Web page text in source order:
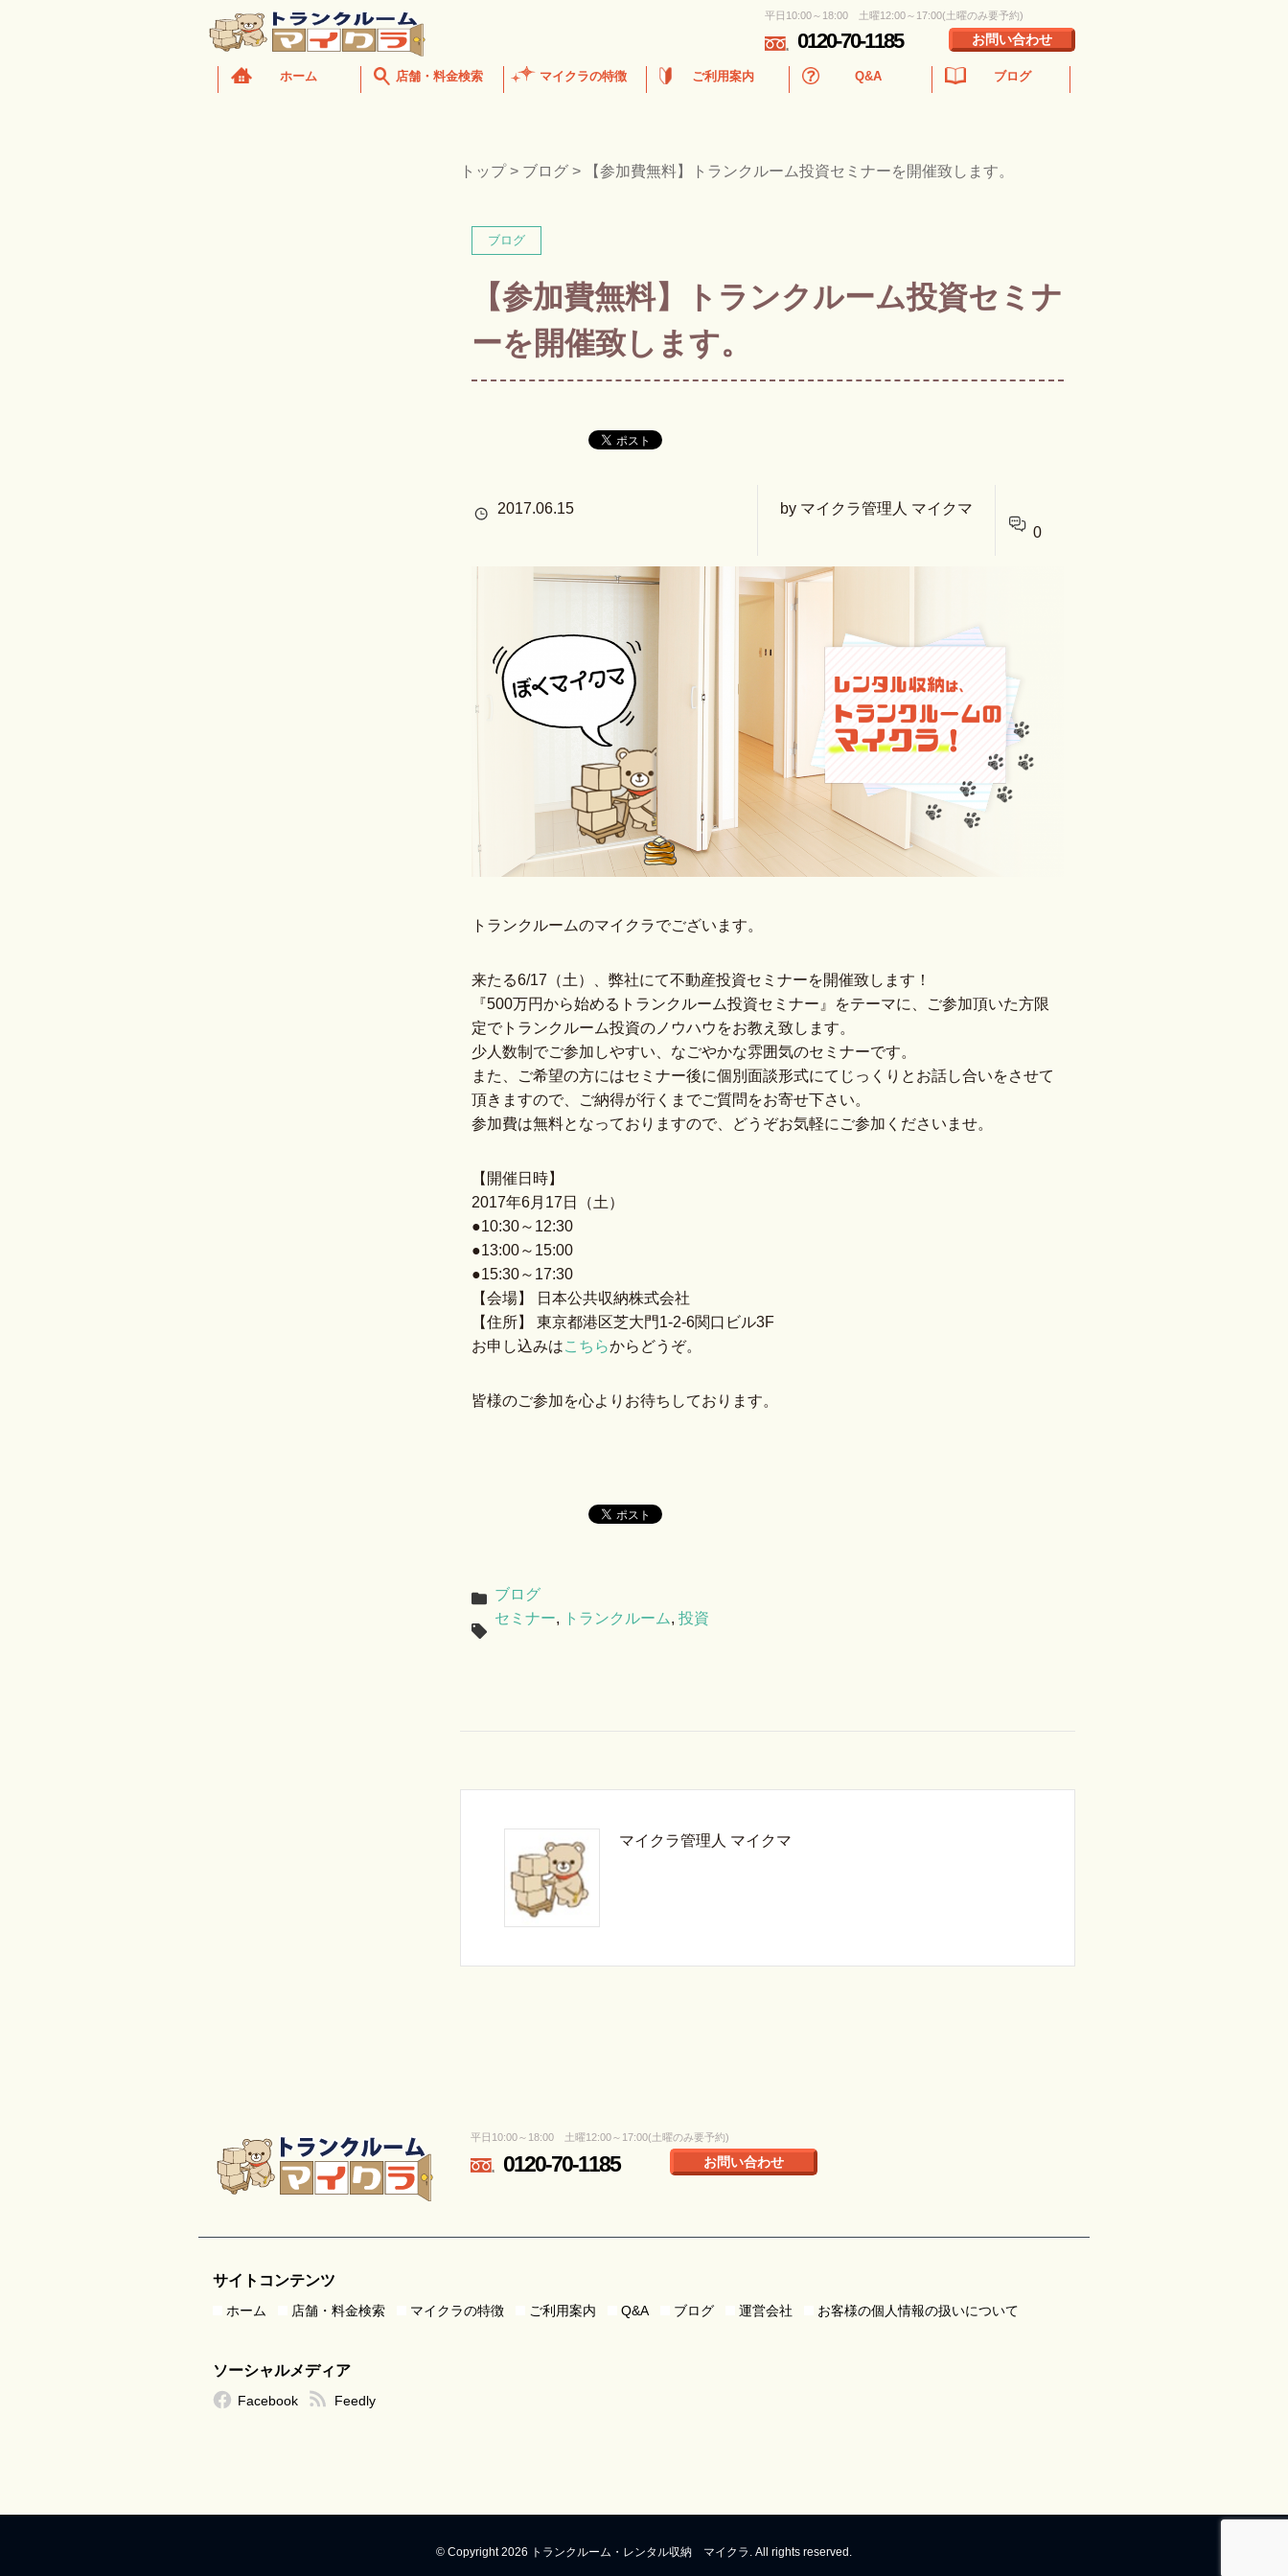
平日10:00～18:00 土曜12:00～17:00(土曜のみ要予約)
0120-70-1185 お問い合わせ
ホーム 店舗・料金検索 マイクラの特徴 ご利用案内 Q&A ブログ
トップ> ブログ > 【参加費無料】トランクルーム投資セミナーを開催致します。
ブログ
【参加費無料】トランクルーム投資セミナ
ーを開催致します。
2017.06.15
by マイクラ管理人 マイクマ
0
トランクルームのマイクラでございます。
来たる6/17（土）、弊社にて不動産投資セミナーを開催致します！
『500万円から始めるトランクルーム投資セミナー』をテーマに、ご参加頂いた方限
定でトランクルーム投資のノウハウをお教え致します。
少人数制でご参加しやすい、なごやかな雰囲気のセミナーです。
また、ご希望の方にはセミナー後に個別面談形式にてじっくりとお話し合いをさせて
頂きますので、ご納得が行くまでご質問をお寄せ下さい。
参加費は無料となっておりますので、どうぞお気軽にご参加くださいませ。
【開催日時】
2017年6月17日（土）
●10:30～12:30
●13:00～15:00
●15:30～17:30
【会場】 日本公共収納株式会社
【住所】 東京都港区芝大門1-2-6関口ビル3F
お申し込みはこちらからどうぞ。
皆様のご参加を心よりお待ちしております。
ブログ
セミナー, トランクルーム, 投資
マイクラ管理人 マイクマ
平日10:00～18:00 土曜12:00～17:00(土曜のみ要予約)
0120-70-1185 お問い合わせ
サイトコンテンツ
ホーム 店舗・料金検索 マイクラの特徴 ご利用案内 Q&A ブログ 運営会社 お客様の個人情報の扱いについて
ソーシャルメディア
Facebook Feedly
© Copyright 2026 トランクルーム・レンタル収納 マイクラ. All rights reserved.